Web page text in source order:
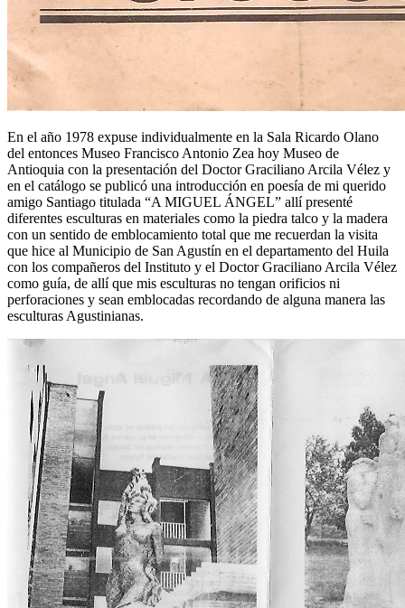
En el año 1978 expuse individualmente en la Sala Ricardo Olano
del entonces Museo Francisco Antonio Zea hoy Museo de
Antioquia con la presentación del Doctor Graciliano Arcila Vélez y
en el catálogo se publicó una introducción en poesía de mi querido
amigo Santiago titulada “A MIGUEL ÁNGEL” allí presenté
diferentes esculturas en materiales como la piedra talco y la madera
con un sentido de emblocamiento total que me recuerdan la visita
que hice al Municipio de San Agustín en el departamento del Huila
con los compañeros del Instituto y el Doctor Graciliano Arcila Vélez
como guía, de allí que mis esculturas no tengan orificios ni
perforaciones y sean emblocadas recordando de alguna manera las
esculturas Agustinianas.